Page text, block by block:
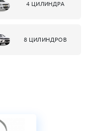
4 ЦИЛИНДРА
8 ЦИЛИНДРОВ